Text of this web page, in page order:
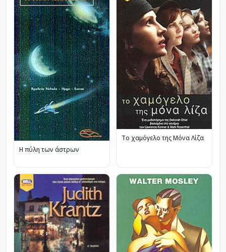
Η πύλη των άστρων
Το χαμόγελο της Μόνα Λίζα